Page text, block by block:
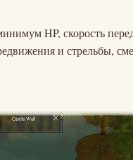
HP, скорость
и стрельбы,